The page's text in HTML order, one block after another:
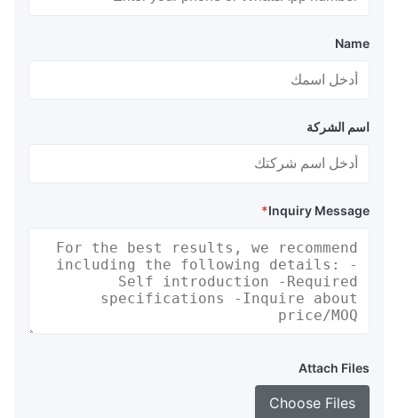
Name
اسم الشركة
Inquiry Message
*
Attach Files
Choose Files